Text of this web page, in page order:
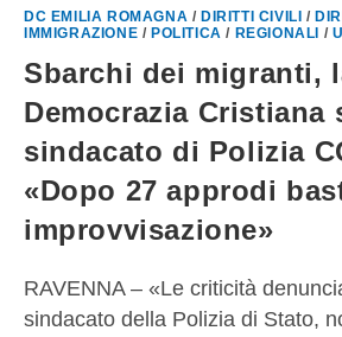
DC EMILIA ROMAGNA / DIRITTI CIVILI /
IMMIGRAZIONE / POLITICA / REGIONALI /
Sbarchi dei migranti,
Democrazia Cristiana
sindacato di Polizia
«Dopo 27 approdi
improvvisazione»
RAVENNA – «Le criticità
sindacato della Polizia di Stato,